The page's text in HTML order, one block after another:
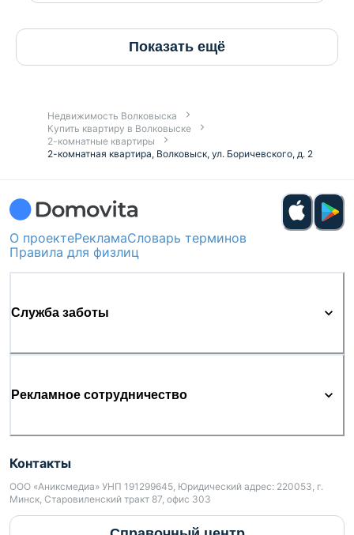
Показать ещё
Недвижимость Волковыска
Купить квартиру в Волковыске
2-комнатные квартиры
2-комнатная квартира, Волковыск, ул. Боричевского, д. 2
О проектеРекламаСловарь терминов
Правила для физлиц
Служба заботы
Рекламное сотрудничество
Контакты
ООО «Аниксмедиа» УНП 191299645, Юридический адрес: 220053, г.
Минск, Старовиленский тракт 87, офис 303